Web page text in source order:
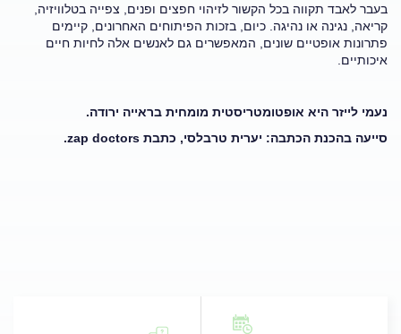
בעבר לאבד תקווה בכל הקשור לזיהוי חפצים ופנים, צפייה בטלוויזיה,
קריאה, נגינה או נהיגה. כיום, בזכות הפיתוחים האחרונים, קיימים
פתרונות אופטיים שונים, המאפשרים גם לאנשים אלה לחיות חיים
איכותיים.
נעמי לייזר היא אופטומטריסטית מומחית בראייה ירודה.
סייעה בהכנת הכתבה: יערית טרבלסי, כתבת zap doctors
.